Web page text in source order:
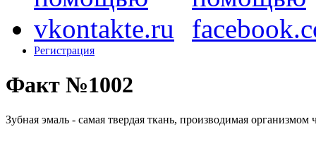
Регистрация
Факт №1002
Зубная эмаль - самая твердая ткань, производимая организмом